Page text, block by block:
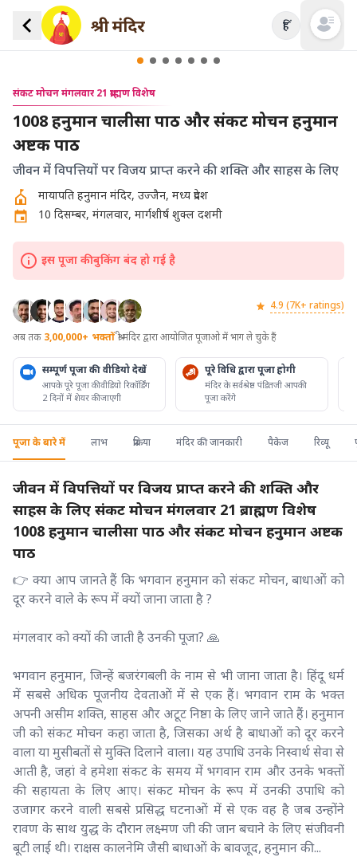
हिं Open
संकट मोचन मंगलवार 21 ब्राह्मण विशेष
1008 हनुमान चालीसा पाठ और संकट मोचन हनुमान
अष्टक पाठ
जीवन में विपत्तियों पर विजय प्राप्त करने की शक्ति और साहस के लिए
मायापति हनुमान मंदिर, उज्जैन, मध्य प्रदेश
10 दिसम्बर, मंगलवार, मार्गशीर्ष शुक्ल दशमी
इस पूजा की बुकिंग बंद हो गई है
4.9 (7K+ ratings)
अब तक 3,00,000+ भक्तों श्री मंदिर द्वारा आयोजित पूजाओ में भाग ले चुके हैं
सम्पूर्ण पूजा की वीडियो देखें
आपके पूरे पूजा की वीडियो रिकॉर्डिंग
2 दिनों में शेयर की जाएगी
पूरे विधि द्वारा पूजा होगी
मंदिर के सर्वश्रेष्ठ पंडितजी आपकी
पूजा करेंगे
पूजा के बारे में लाभ प्रक्रिया मंदिर की जानकारी पैकेज रिव्यू
जीवन में विपत्तियों पर विजय प्राप्त करने की शक्ति और
साहस के लिए संकट मोचन मंगलवार 21 ब्राह्मण विशेष
1008 हनुमान चालीसा पाठ और संकट मोचन हनुमान अष्टक
पाठ
👉 क्या आप जानते हैं कि भगवान हनुमान को संकट मोचन, बाधाओं को
दूर करने वाले के रूप में क्यों जाना जाता है ?
मंगलवार को क्यों की जाती है उनकी पूजा? 🙏
भगवान हनुमान, जिन्हें बजरंगबली के नाम से भी जाना जाता है। हिंदू धर्म
में सबसे अधिक पूजनीय देवताओं में से एक हैं। भगवान राम के भक्त
अपनी असीम शक्ति, साहस और अटूट निष्ठा के लिए जाने जाते हैं। हनुमान
जी को संकट मोचन कहा जाता है, जिसका अर्थ है बाधाओं को दूर करने
वाला या मुसीबतों से मुक्ति दिलाने वाला। यह उपाधि उनके निस्वार्थ सेवा से
आती है, जहां वे हमेशा संकट के समय में भगवान राम और उनके भक्तों
की सहायता के लिए आए। संकट मोचन के रूप में उनकी उपाधि को
उजागर करने वाली सबसे प्रसिद्ध घटनाओं में से एक वह है जब उन्होंने
रावण के साथ युद्ध के दौरान लक्ष्मण जी की जान बचाने के लिए संजीवनी
बूटी लाई थी। राक्षस कालनेमि जैसी बाधाओं के बावजूद, हनुमान की...